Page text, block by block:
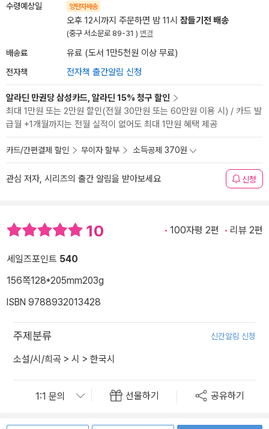
수령예상일 양탄자배송
오후 12시까지 주문하면 밤 11시 잠들기전 배송
(중구 서소문로 89-31 ) 변경
배송료 유료 (도서 1만5천원 이상 무료)
전자책 전자책 출간알림 신청
알라딘 만권당 삼성카드, 알라딘 15% 청구 할인
최대 1만원 또는 2만원 할인(전월 30만원 또는 60만원 이용 시) / 카드 발
급월 +1개월까지는 전월 실적이 없어도 최대 1만원 혜택 제공
카드/간편결제 할인 무이자 할부 소득공제 370원
관심 저자, 시리즈의 출간 알림을 받아보세요 신청
10 100자평 2편 리뷰 2편
세일즈포인트 540
156쪽128*205mm203g
ISBN 9788932013428
주제분류 신간알림 신청
소설/시/희곡 > 시 > 한국시
선물하기 공유하기